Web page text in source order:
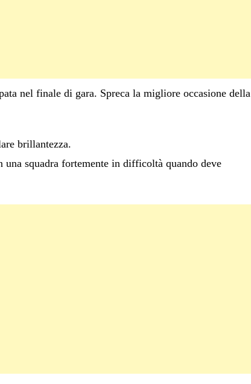
nel finale di gara. Spreca la migliore occasione della
brillantezza.
squadra fortemente in difficoltà quando deve